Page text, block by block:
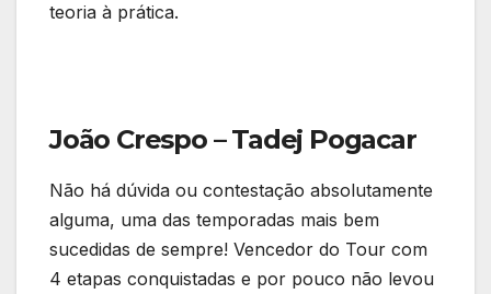
teoria à prática.
João Crespo – Tadej Pogacar
Não há dúvida ou contestação absolutamente
alguma, uma das temporadas mais bem
sucedidas de sempre! Vencedor do Tour com
4 etapas conquistadas e por pouco não levou